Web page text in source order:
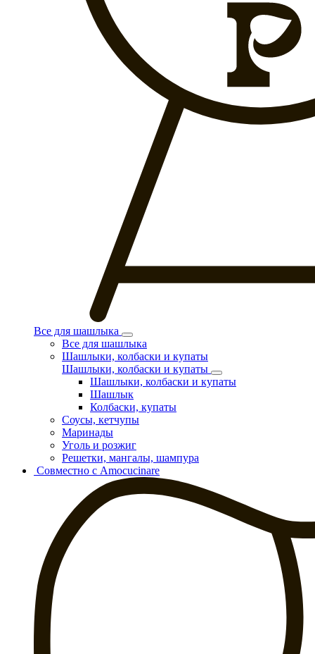
Все для шашлыка
Все для шашлыка
Шашлыки, колбаски и купаты
Шашлыки, колбаски и купаты
Шашлыки, колбаски и купаты
Шашлык
Колбаски, купаты
Соусы, кетчупы
Маринады
Уголь и розжиг
Решетки, мангалы, шампура
Совместно с Amocucinare